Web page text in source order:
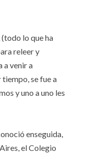
lo que ha
releer y
a venir a
tiempo, se fue a
y uno a uno les
enseguida,
el Colegio